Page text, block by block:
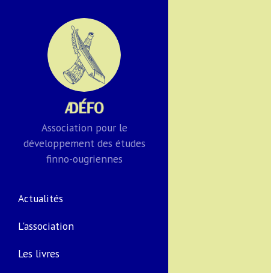
Association pour le
développement des études
finno-ougriennes
Actualités
L'association
Les livres